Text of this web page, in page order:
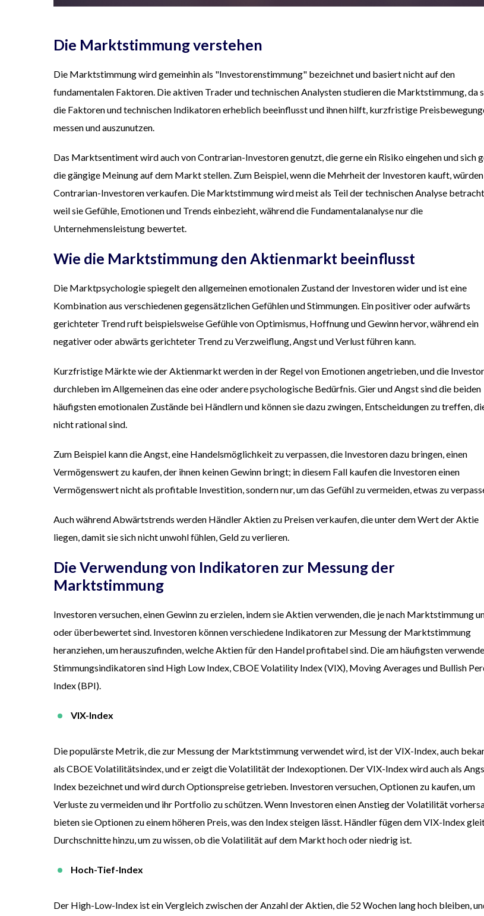
Die Marktstimmung verstehen
Die Marktstimmung wird gemeinhin als "Investorenstimmung" bezeichnet und basiert nicht auf den
fundamentalen Faktoren. Die aktiven Trader und technischen Analysten studieren die Marktstimmung, da
die Faktoren und technischen Indikatoren erheblich beeinflusst und ihnen hilft, kurzfristige
messen und auszunutzen.
Das Marktsentiment wird auch von Contrarian-Investoren genutzt, die gerne ein Risiko eingehen und sich
die gängige Meinung auf dem Markt stellen. Zum Beispiel, wenn die Mehrheit der Investoren kauft,
Contrarian-Investoren verkaufen. Die Marktstimmung wird meist als Teil der technischen Analyse
weil sie Gefühle, Emotionen und Trends einbezieht, während die Fundamentalanalyse nur die
Unternehmensleistung bewertet.
Wie die Marktstimmung den Aktienmarkt beeinflusst
Die Marktpsychologie spiegelt den allgemeinen emotionalen Zustand der Investoren wider und ist eine
Kombination aus verschiedenen gegensätzlichen Gefühlen und Stimmungen. Ein positiver oder aufwärts
gerichteter Trend ruft beispielsweise Gefühle von Optimismus, Hoffnung und Gewinn hervor, während ein
negativer oder abwärts gerichteter Trend zu Verzweiflung, Angst und Verlust führen kann.
Kurzfristige Märkte wie der Aktienmarkt werden in der Regel von Emotionen angetrieben, und die
durchleben im Allgemeinen das eine oder andere psychologische Bedürfnis. Gier und Angst sind die beiden
häufigsten emotionalen Zustände bei Händlern und können sie dazu zwingen, Entscheidungen zu treffen,
nicht rational sind.
Zum Beispiel kann die Angst, eine Handelsmöglichkeit zu verpassen, die Investoren dazu bringen, einen
Vermögenswert zu kaufen, der ihnen keinen Gewinn bringt; in diesem Fall kaufen die Investoren einen
Vermögenswert nicht als profitable Investition, sondern nur, um das Gefühl zu vermeiden, etwas zu
Auch während Abwärtstrends werden Händler Aktien zu Preisen verkaufen, die unter dem Wert der Aktie
liegen, damit sie sich nicht unwohl fühlen, Geld zu verlieren.
Die Verwendung von Indikatoren zur Messung der
Marktstimmung
Investoren versuchen, einen Gewinn zu erzielen, indem sie Aktien verwenden, die je nach Marktstimmung
oder überbewertet sind. Investoren können verschiedene Indikatoren zur Messung der Marktstimmung
heranziehen, um herauszufinden, welche Aktien für den Handel profitabel sind. Die am häufigsten
Stimmungsindikatoren sind High Low Index, CBOE Volatility Index (VIX), Moving Averages und Bullish
Index (BPI).
VIX-Index
Die populärste Metrik, die zur Messung der Marktstimmung verwendet wird, ist der VIX-Index, auch
als CBOE Volatilitätsindex, und er zeigt die Volatilität der Indexoptionen. Der VIX-Index wird auch als
Index bezeichnet und wird durch Optionspreise getrieben. Investoren versuchen, Optionen zu kaufen, um
Verluste zu vermeiden und ihr Portfolio zu schützen. Wenn Investoren einen Anstieg der Volatilität
bieten sie Optionen zu einem höheren Preis, was den Index steigen lässt. Händler fügen dem VIX-Index
Durchschnitte hinzu, um zu wissen, ob die Volatilität auf dem Markt hoch oder niedrig ist.
Hoch-Tief-Index
Der High-Low-Index ist ein Vergleich zwischen der Anzahl der Aktien, die 52 Wochen lang hoch bleiben,